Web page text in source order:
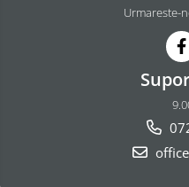
Urmareste-